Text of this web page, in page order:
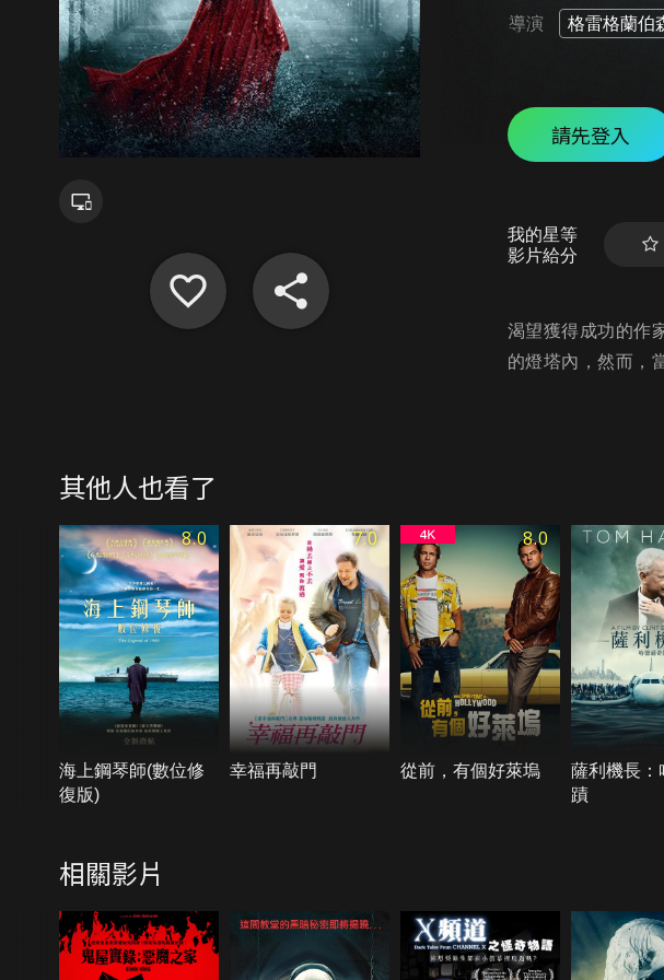
導演 格雷格蘭伯
請先登入
我的星等
影片給分
渴望獲得成功的作
的燈塔內，然而，
其他人也看了
8.0
海上鋼琴師(數位修
復版)
7.0
幸福再敲門
8.0
從前，有個好萊塢
薩利機長：
蹟
相關影片